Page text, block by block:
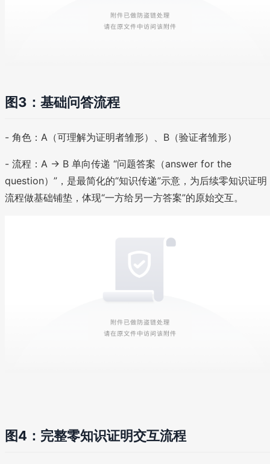
图3：基础问答流程
- 角色：A（可理解为证明者雏形）、B（验证者雏形）
- 流程：A → B 单向传递 “问题答案（answer for the
question）”，是最简化的“知识传递”示意，为后续零知识证明
流程做基础铺垫，体现“一方给另一方答案”的原始交互。
图4：完整零知识证明交互流程